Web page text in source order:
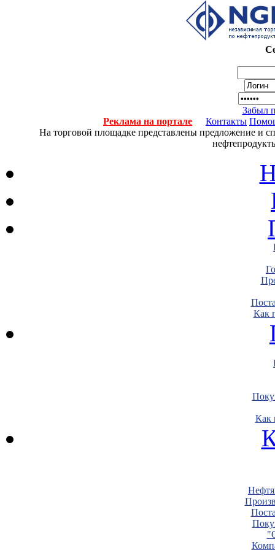
Забыл
Реклама на портале
Контакты
На торговой площадке представлены предложение и
Как
Как